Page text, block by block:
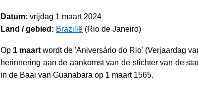
Datum: vrijdag 1 maart 2024
Land / gebied: Brazilië (Rio de Janeiro)
Op 1 maart wordt de 'Aniversário do Rio' (Verjaardag
herinnering aan de aankomst van de stichter van de
in de Baai van Guanabara op 1 maart 1565.